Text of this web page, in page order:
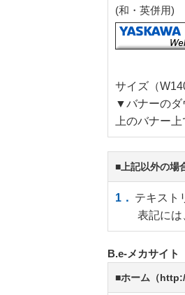
(和・英併用)
サイズ（
▼バナーの
上のバナー
■上記以外の場
テキスト
表記には
B.e-メカサイト
■ホーム（